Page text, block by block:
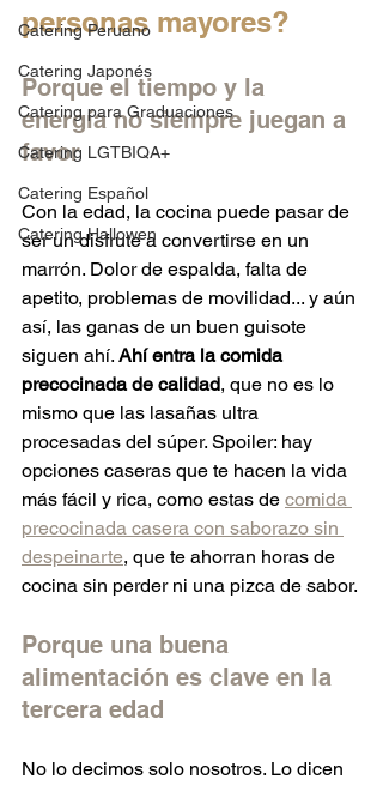
Catering Peruano
Catering Japonés
Catering para Graduaciones
Catering LGTBIQA+
Catering Español
Catering Hallowen
personas mayores?
Porque el tiempo y la
energía no siempre juegan a
favor
Con la edad, la cocina puede pasar de
ser un disfrute a convertirse en un
marrón. Dolor de espalda, falta de
apetito, problemas de movilidad... y aún
así, las ganas de un buen guisote
siguen ahí. Ahí entra la comida
precocinada de calidad, que no es lo
mismo que las lasañas ultra
procesadas del súper. Spoiler: hay
opciones caseras que te hacen la vida
más fácil y rica, como estas de comida
precocinada casera con saborazo sin
despeinarte, que te ahorran horas de
cocina sin perder ni una pizca de sabor.
Porque una buena
alimentación es clave en la
tercera edad
No lo decimos solo nosotros. Lo dicen